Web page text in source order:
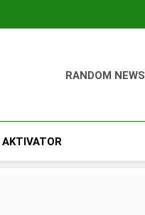
RANDOM NEWS
AKTIVATOR